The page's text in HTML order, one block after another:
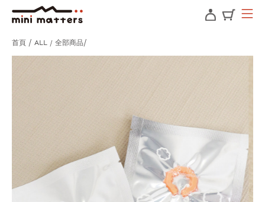
首頁 ALL / 全部商品